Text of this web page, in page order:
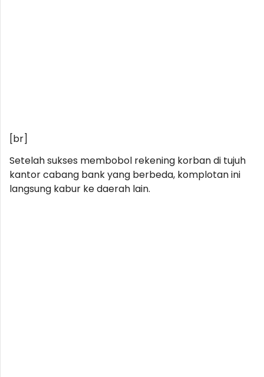
[br]
Setelah sukses membobol rekening korban di tujuh
kantor cabang bank yang berbeda, komplotan ini
langsung kabur ke daerah lain.